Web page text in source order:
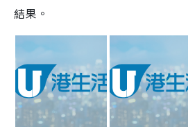
結果。